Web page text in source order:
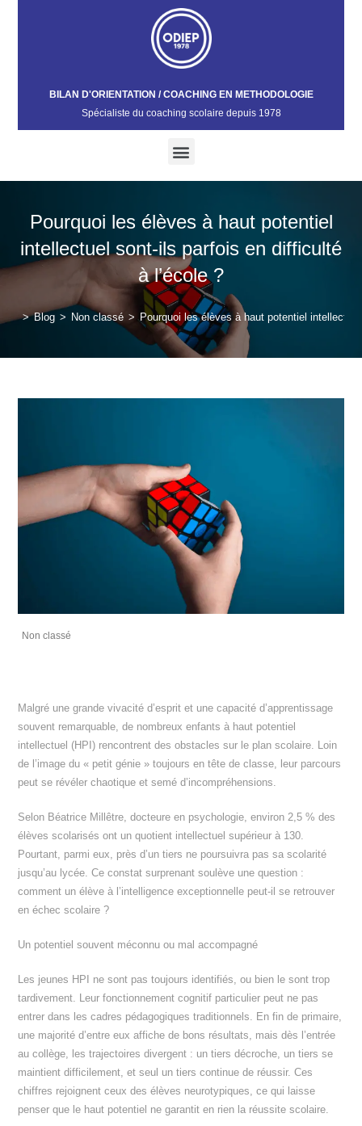
BILAN D'ORIENTATION / COACHING EN METHODOLOGIE
Spécialiste du coaching scolaire depuis 1978​
Pourquoi les élèves à haut potentiel
intellectuel sont-ils parfois en difficulté
à l’école ?
> Blog > Non classé > Pourquoi les élèves à haut potentiel
Non classé
Malgré une grande vivacité d’esprit et une capacité d’apprentissage
souvent remarquable, de nombreux enfants à haut potentiel
intellectuel (HPI) rencontrent des obstacles sur le plan scolaire. Loin
de l’image du « petit génie » toujours en tête de classe, leur parcours
peut se révéler chaotique et semé d’incompréhensions.
Selon Béatrice Millêtre, docteure en psychologie, environ 2,5 % des
élèves scolarisés ont un quotient intellectuel supérieur à 130.
Pourtant, parmi eux, près d’un tiers ne poursuivra pas sa scolarité
jusqu’au lycée. Ce constat surprenant soulève une question :
comment un élève à l’intelligence exceptionnelle peut-il se retrouver
en échec scolaire ?
Un potentiel souvent méconnu ou mal accompagné
Les jeunes HPI ne sont pas toujours identifiés, ou bien le sont trop
tardivement. Leur fonctionnement cognitif particulier peut ne pas
entrer dans les cadres pédagogiques traditionnels. En fin de primaire,
une majorité d’entre eux affiche de bons résultats, mais dès l’entrée
au collège, les trajectoires divergent : un tiers décroche, un tiers se
maintient difficilement, et seul un tiers continue de réussir. Ces
chiffres rejoignent ceux des élèves neurotypiques, ce qui laisse
penser que le haut potentiel ne garantit en rien la réussite scolaire.